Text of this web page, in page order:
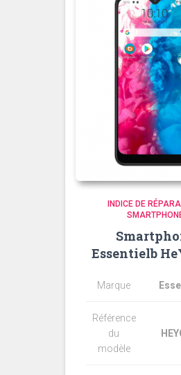
INDICE DE
Essentielb
Marque
Référence
du
modèle